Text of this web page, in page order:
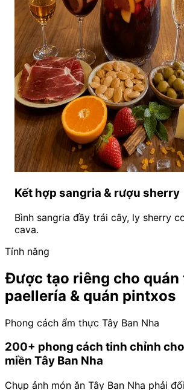
Kết hợp sangria & rượu sherry
Bình sangria đầy trái cây, ly sherry
cava.
Tính năng
Được tạo riêng cho quán
paellería & quán pintxos
Phong cách ẩm thực Tây Ban Nha
200+ phong cách tinh chỉnh
miền Tây Ban Nha
Chụp ảnh món ăn Tây Ban Nha phải